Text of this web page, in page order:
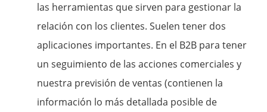
las herramientas que sirven para gestionar la
relación con los clientes. Suelen tener dos
aplicaciones importantes. En el B2B para tener
un seguimiento de las acciones comerciales y
nuestra previsión de ventas (contienen la
información lo más detallada posible de